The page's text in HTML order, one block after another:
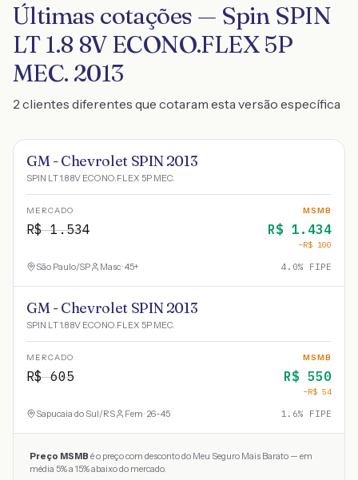
Últimas cotações — Spin SPIN
LT 1.8 8V ECONO.FLEX 5P
MEC. 2013
2 clientes diferentes que cotaram esta versão específica
GM - Chevrolet SPIN 2013
SPIN LT 1.8 8V ECONO.FLEX 5P MEC.
MERCADO
R$1.534
MSMB
R$ 1.434
−R$ 100
São Paulo/SP Masc · 45+ 4.0% FIPE
GM - Chevrolet SPIN 2013
SPIN LT 1.8 8V ECONO.FLEX 5P MEC.
MERCADO
R$605
MSMB
R$ 550
−R$ 54
Sapucaia do Sul/RS Fem · 26-45 1.6% FIPE
Preço MSMB é o preço com desconto do Meu Seguro Mais Barato — em
média 5% a 15% abaixo do mercado.